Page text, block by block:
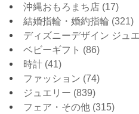
沖縄おもろまち店 (17)
結婚指輪・婚約指輪 (321)
ディズニーデザイン ジュ
ベビーギフト (86)
時計 (41)
ファッション (74)
ジュエリー (839)
フェア・その他 (315)